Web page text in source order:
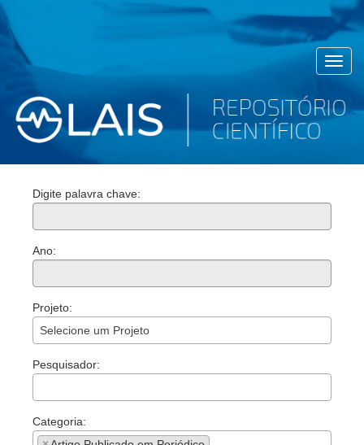
Digite palavra chave:
Ano:
Projeto:
Selecione um Projeto
Pesquisador:
Categoria: